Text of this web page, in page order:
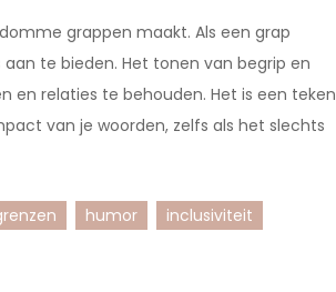
grappen maakt. Als een grap
te bieden. Het tonen van begrip en
en relaties te behouden. Het is een teken
van je woorden, zelfs als het slechts
humor
inclusiviteit